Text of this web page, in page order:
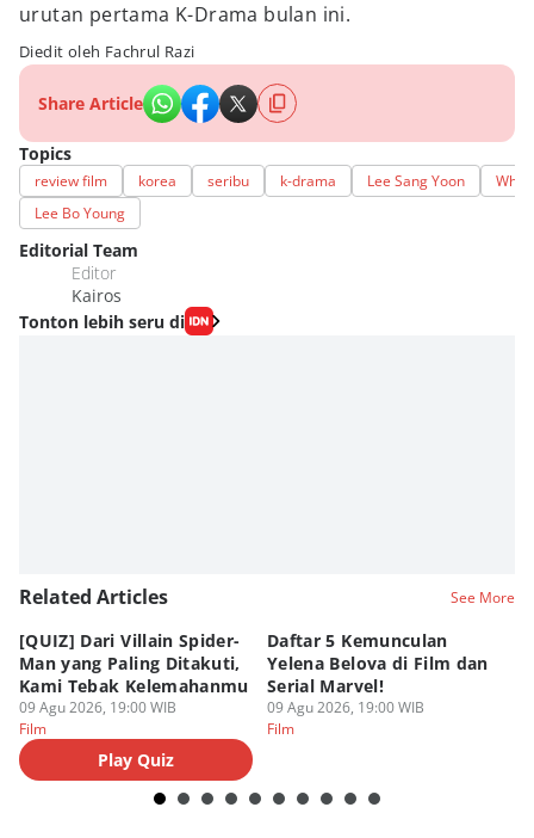
urutan pertama K-Drama bulan ini.
Diedit oleh Fachrul Razi
Share Article
Topics
review film korea seribu k-drama Lee Sang Yoon
Lee Bo Young
Editorial Team
Editor
Kairos
Tonton lebih seru di
Related Articles See More
[QUIZ] Dari Villain Spider-
Man yang Paling Ditakuti,
Kami Tebak Kelemahanmu
09 Agu 2026, 19:00 WIB
Film
Play Quiz
Daftar 5 Kemunculan
Yelena Belova di Film dan
Serial Marvel!
09 Agu 2026, 19:00 WIB
Film